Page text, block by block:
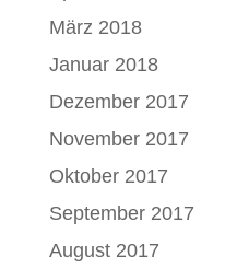
März 2018
Januar 2018
Dezember 2017
November 2017
Oktober 2017
September 2017
August 2017